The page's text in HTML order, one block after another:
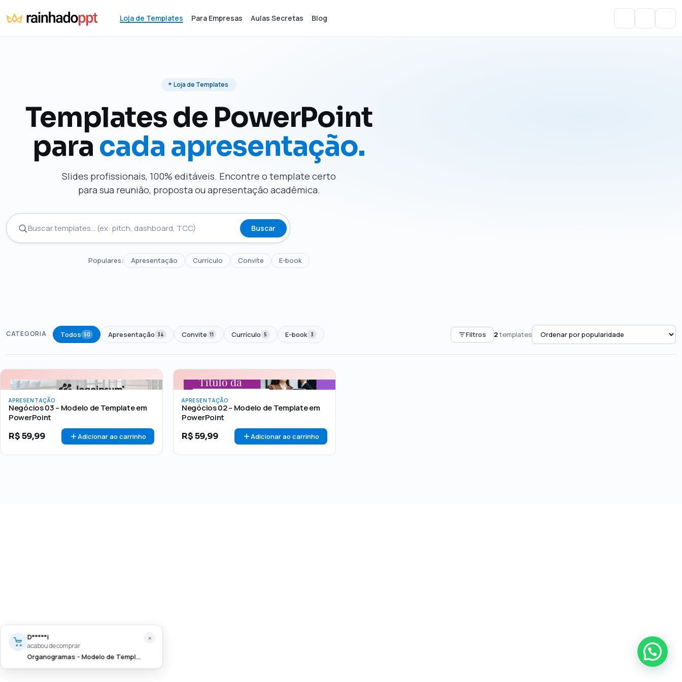
Loja de Templates Para Empresas Aulas Secretas Blog
Loja de Templates
Templates de PowerPoint
para cada apresentação.
Slides profissionais, 100% editáveis. Encontre o template certo
para sua reunião, proposta ou apresentação acadêmica.
Buscar
Populares: Apresentação Currículo Convite E-book
CATEGORIA Todos 50 Apresentação 34 Convite 11 Currículo 5 E-book 3 Filtros 2templates
PREÇO Todos Até R$50 R$50 – R$100 Acima de R$100 OFERTA 🏷 Em promoção
APRESENTAÇÃO
Negócios 03 – Modelo de Template em
PowerPoint
R$59,99 Adicionar ao carrinho
APRESENTAÇÃO
Negócios 02 – Modelo de Template em
PowerPoint
R$59,99 Adicionar ao carrinho
D*****i
acabou de comprar